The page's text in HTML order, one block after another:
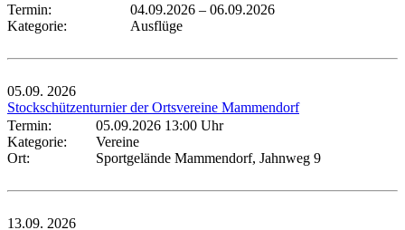
Termin:
04.09.2026 – 06.09.2026
Kategorie:
Ausflüge
05.09. 2026
Stockschützenturnier der Ortsvereine Mammendorf
Termin:
05.09.2026 13:00 Uhr
Kategorie:
Vereine
Ort:
Sportgelände Mammendorf, Jahnweg 9
13.09. 2026